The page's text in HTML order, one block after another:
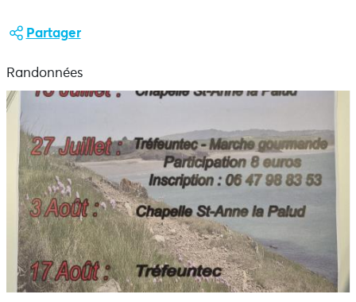
Partager
Randonnées